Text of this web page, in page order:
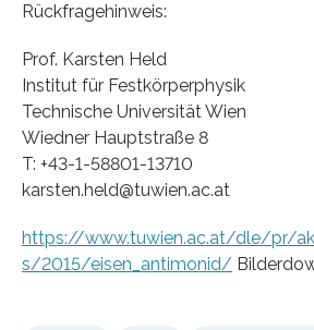
Rückfragehinweis:
Prof. Karsten Held
Institut für Festkörperphysik
Technische Universität Wien
Wiedner Hauptstraße 8
T: +43-1-58801-13710
karsten.held@tuwien.ac.at
https://www.tuwien.ac.at/dle/pr/
s/2015/eisen_antimonid/